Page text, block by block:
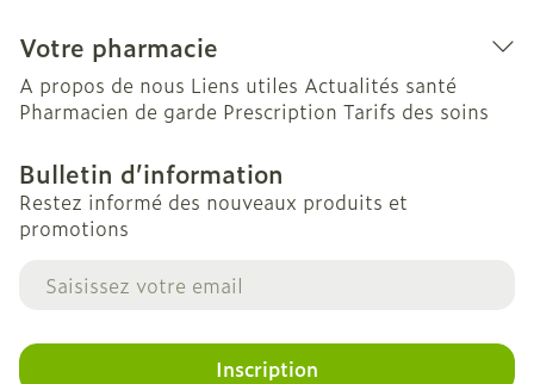
Votre pharmacie
A propos de nous Liens utiles Actualités santé
Pharmacien de garde Prescription Tarifs des soins
Bulletin d’information
Restez informé des nouveaux produits et
promotions
Adresse mail
Inscription